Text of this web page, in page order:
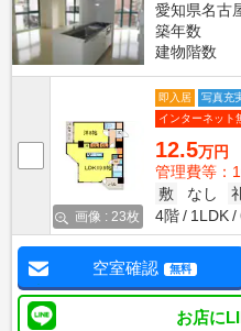
愛知県名古
築年数
建物階数
画像 : 23枚
即入居 写真充
インターネット
12.5万円
管理費等：
敷
なし
4階
1LDK
空室確認 無料
お店に